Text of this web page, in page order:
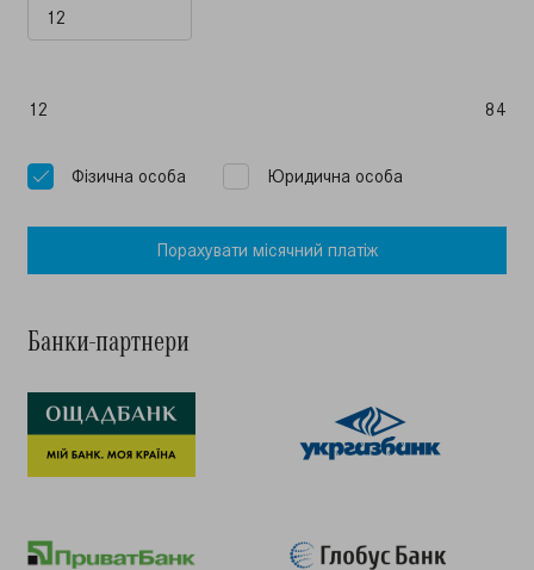
12 84
Фiзична особа Юридична особа
Порахувати мiсячний платiж
Банки-партнери